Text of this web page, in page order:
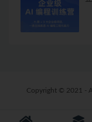
Copyright © 2021 -